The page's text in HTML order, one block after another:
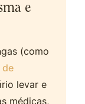
e
(como
de
levar e
médicas,